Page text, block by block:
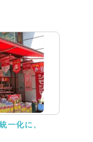
一化に、